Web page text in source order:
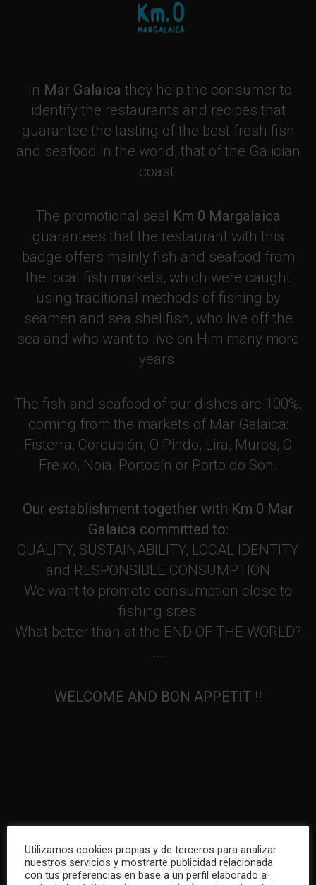
In Mar Galaica they help the consumer to
identify the restaurants and recipes that
guarantee the tasting of the best fresh fish
and seafood in the world, that of the Galician
coast.
The promotional seal Km 0 Margalaica
guarantees that the restaurant with this
badge offers mainly fish and seafood from
the local fish markets, which were caught
using traditional methods of fishing by
seamen and sea shellfish, who live off the
sea and who want to live on Him many more
years.
The fish and seafood of our dishes are 100%,
coming from the markets of Mar Galaica:
Fisterra, Corcubión, O Pindo, Lira, Muros, O
Freixo, Noia, Portosín or Porto do Son.
Our establishment together with Km 0 Mar
Galaica committed to:
QUALITY, SUSTAINABILITY, LOCAL IDENTITY
and RESPONSIBLE CONSUMPTION
We want to promote consumption close to
fishing sites:
What better than at the END OF THE WORLD?
…..
WELCOME AND BON APPETIT !!
Utilizamos cookies propias y de terceros para analizar
nuestros servicios y mostrarte publicidad relacionada
con tus preferencias en base a un perfil elaborado a